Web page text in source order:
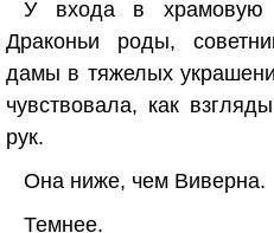
У входа в храмовую
Драконьи роды,
дамы в тяжелых
чувствовала, как
рук.
Она ниже, чем Виверна.
Темнее.